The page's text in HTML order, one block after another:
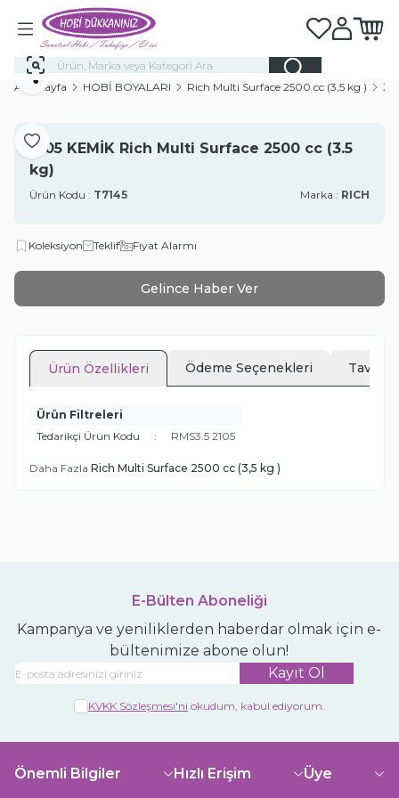
Favorilerim
Hesabım
Ana Sayfa HOBİ BOYALARI Rich Multi Surface 2500 cc (3,5 kg )
Favoriye Ekle
Paylaş
2105 KEMİK Rich Multi Surface 2500 cc (3.5
kg)
Ürün Kodu : T7145 Marka : RICH
Koleksiyon Teklif Fiyat Alarmı
Gelince Haber Ver
Ürün Özellikleri Ödeme Seçenekleri
Ürün Filtreleri
Tedarikçi Ürün Kodu
: RMS3.5 2105
Daha Fazla Rich Multi Surface 2500 cc (3,5 kg )
E-Bülten Aboneliği
Kampanya ve yeniliklerden haberdar olmak için e-
bültenimize abone olun!
Kayıt Ol
KVKK Sözleşmesi'ni okudum, kabul ediyorum.
Önemli Bilgiler Hızlı Erişim Üye